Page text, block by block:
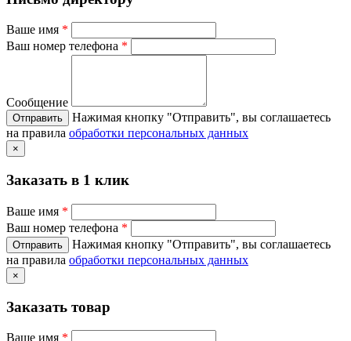
Ваше имя *
Ваш номер телефона *
Сообщение
Нажимая кнопку "Отправить", вы соглашаетесь
на правила обработки персональных данных
×
Заказать в 1 клик
Ваше имя *
Ваш номер телефона *
Нажимая кнопку "Отправить", вы соглашаетесь
на правила обработки персональных данных
×
Заказать товар
Ваше имя *